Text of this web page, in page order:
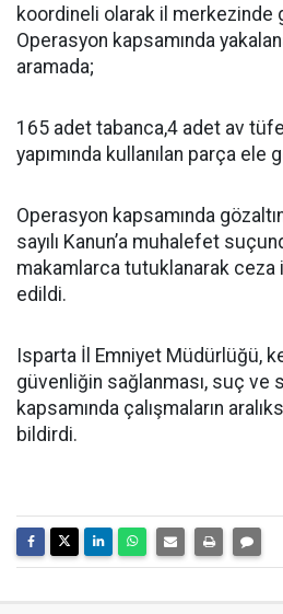
koordineli olarak il merkezinde
Operasyon kapsamında
aramada;
165 adet tabanca,4 adet av
yapımında kullanılan parça ele
Operasyon kapsamında
sayılı Kanun’a muhalefet
makamlarca tutuklanarak
edildi.
Isparta İl Emniyet Müdürlüğü,
güvenliğin sağlanması, suç ve
kapsamında çalışmaların
bildirdi.